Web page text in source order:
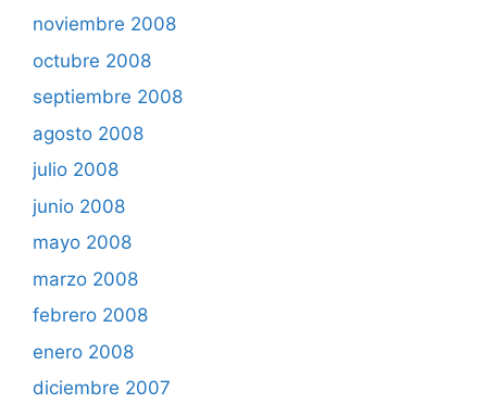
noviembre 2008
octubre 2008
septiembre 2008
agosto 2008
julio 2008
junio 2008
mayo 2008
marzo 2008
febrero 2008
enero 2008
diciembre 2007